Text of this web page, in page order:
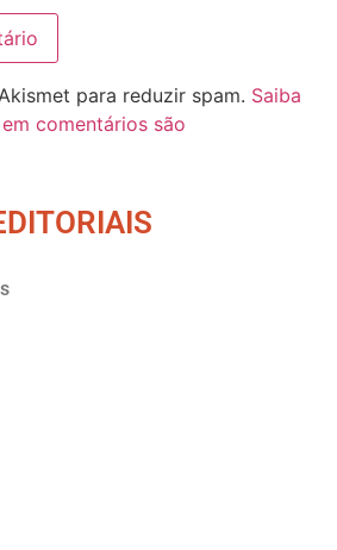
para reduzir spam. Saiba
comentários são